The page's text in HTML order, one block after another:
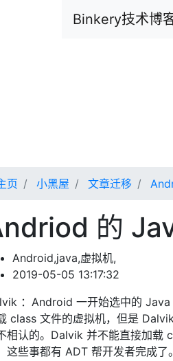
Binkery技术博
页 小黑屋 文章迁移
的
Android,java,虚拟机,
2019-05-05 13:17:32
：Android 一开始选中的
class 文件的虚拟机，但是
相认的。Dalvik 并不能直接加载
这些事都有 ADT 帮开发者完成了。